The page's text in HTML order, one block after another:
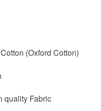
(Oxford Cotton)
quality Fabric